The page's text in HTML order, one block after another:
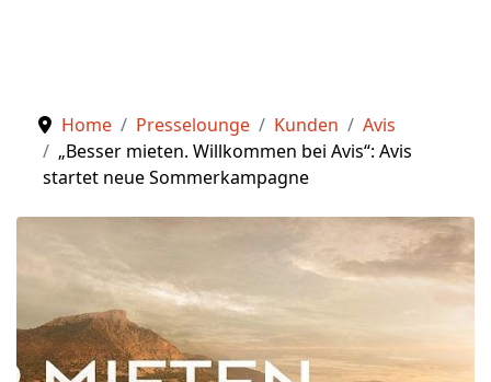
Home Presselounge Kunden
Avis
„Besser mieten. Willkommen bei Avis“: Avis
startet neue Sommerkampagne